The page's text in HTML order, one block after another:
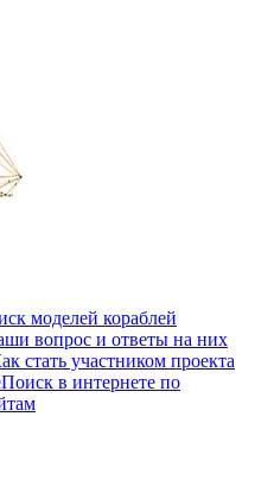
моделей кораблей
вопрос и ответы на них
стать участником проекта
Поиск в интернете по